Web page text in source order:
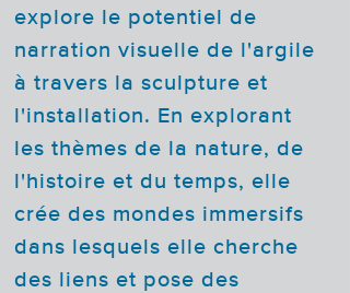
explore le potentiel de
narration visuelle de l'argile
à travers la sculpture et
l'installation. En explorant
les thèmes de la nature, de
l'histoire et du temps, elle
crée des mondes immersifs
dans lesquels elle cherche
des liens et pose des